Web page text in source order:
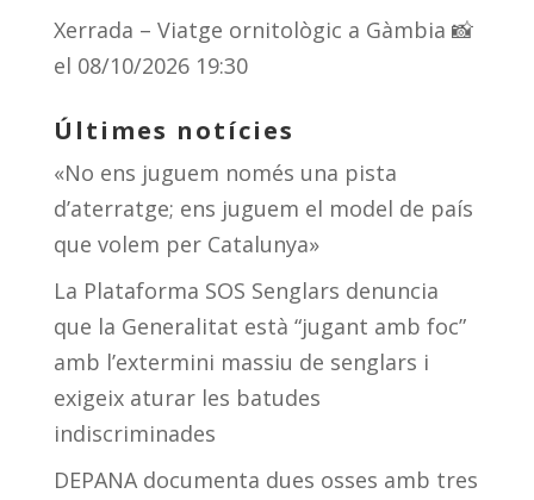
Xerrada – Viatge ornitològic a Gàmbia 📸
el 08/10/2026 19:30
Últimes notícies
«No ens juguem només una pista
d’aterratge; ens juguem el model de país
que volem per Catalunya»
La Plataforma SOS Senglars denuncia
que la Generalitat està “jugant amb foc”
amb l’extermini massiu de senglars i
exigeix aturar les batudes
indiscriminades
DEPANA documenta dues osses amb tres